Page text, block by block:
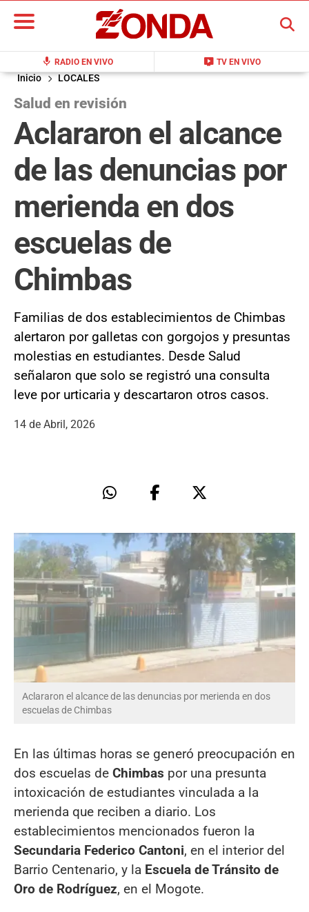
mic RADIO EN VIVO live_tv TV EN VIVO
BUSCAR
Inicio LOCALES
Salud en revisión
Aclararon el alcance
de las denuncias por
merienda en dos
escuelas de
Chimbas
Familias de dos establecimientos de Chimbas
alertaron por galletas con gorgojos y presuntas
molestias en estudiantes. Desde Salud
señalaron que solo se registró una consulta
leve por urticaria y descartaron otros casos.
14 de Abril, 2026
Aclararon el alcance de las denuncias por merienda en dos
escuelas de Chimbas
En las últimas horas se generó preocupación en
dos escuelas de Chimbas por una presunta
intoxicación de estudiantes vinculada a la
merienda que reciben a diario. Los
establecimientos mencionados fueron la
Secundaria Federico Cantoni, en el interior del
Barrio Centenario, y la Escuela de Tránsito de
Oro de Rodríguez, en el Mogote.